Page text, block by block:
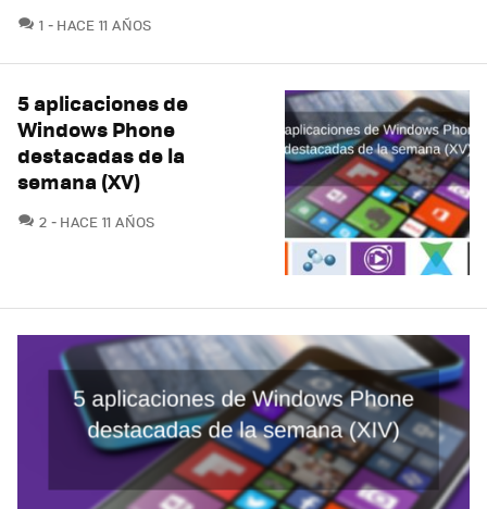
1 COMENTARIOS
HACE 11 AÑOS
5 aplicaciones de
Windows Phone
destacadas de la
semana (XV)
2 COMENTARIOS
HACE 11 AÑOS